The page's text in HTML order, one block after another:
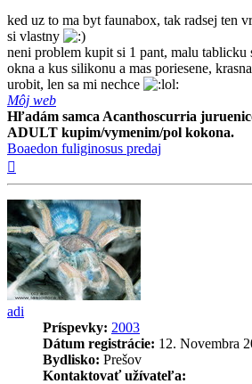
ked uz to ma byt faunabox, tak radsej ten
si vlastny
neni problem kupit si 1 pant, malu tablicku
okna a kus silikonu a mas poriesene,
urobit, len sa mi nechce
Môj web
Hľadám samca Acanthoscurria
ADULT kupim/vymenim/pol kokona.
Boaedon fuliginosus predaj
adi
Príspevky: 2003
Dátum registrácie: 12. Novembra
Bydlisko: Prešov
Kontaktovať užívateľa: